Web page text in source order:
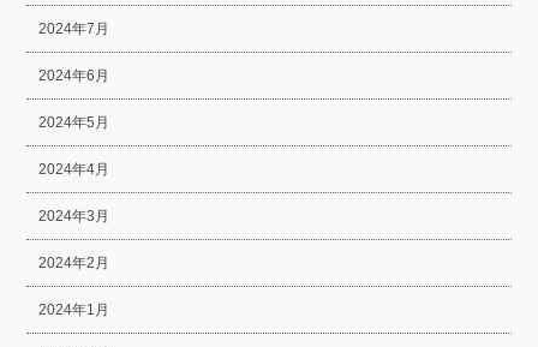
2024年7月
2024年6月
2024年5月
2024年4月
2024年3月
2024年2月
2024年1月